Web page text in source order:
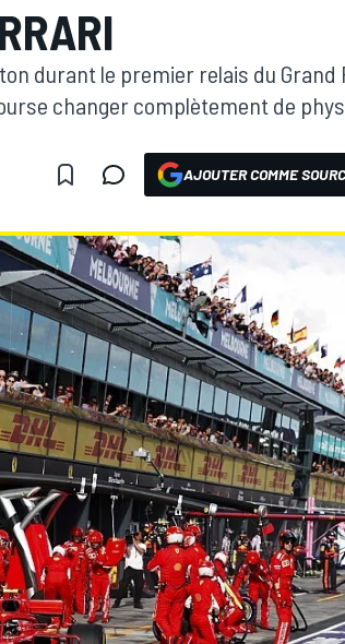
durant le premier relais du Grand
changer complètement de
AJOUTER COMME